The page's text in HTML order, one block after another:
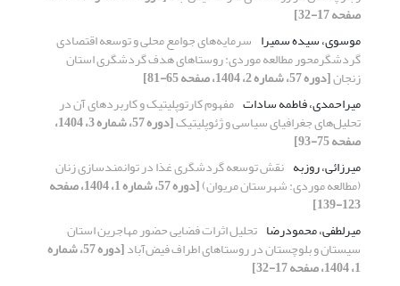
صفحه 17-32]
موسوی، سیده سمیرا سرمایه‌های جوامع محلی و توسعه اقتصادی
گردشگرمحور مطالعه موردی: روستاهای هدف گردشگری استان
زنجان[دوره 57، شماره 2، 1404، صفحه 65-81]
میراحمدی، فاطمه سادات مفهوم کارتوپلیتیک و کاربردهای آن در
تحلیل‌های جغرافیای سیاسی و ژئوپلیتیک [دوره 57، شماره 3، 1404،
صفحه 75-93]
میرزائی، روزبه نقش توسعه گردشگری غذا در توانمندسازی زنان
(مطالعه موردی: شهرستان مریوان) [دوره 57، شماره 1، 1404، صفحه
123-139]
میرلطفی، محمودرضا تحلیل اثرات فضایی حضور مهاجرین استان
سیستان و بلوچستان در روستاهای اطراف فیض‌آباد [دوره 57، شماره
1، 1404، صفحه 17-32]